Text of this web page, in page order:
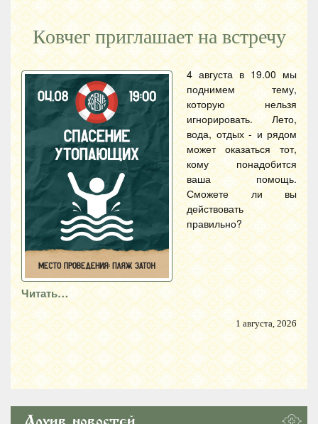
Ковчег приглашает на встречу
4 августа в 19.00 мы
поднимем тему,
которую нельзя
игнорировать. Лето,
вода, отдых - и рядом
может оказаться тот,
кому понадобится
ваша помощь.
Сможете ли вы
действовать
правильно?
Читать…
1 августа, 2026